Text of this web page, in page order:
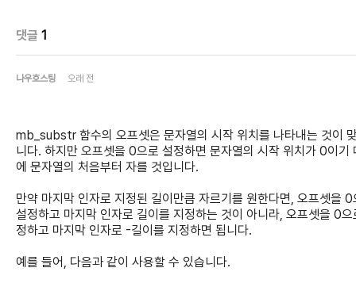
댓글 1
나우호스팅 오래 전
mb_substr 함수의 오프셋은 문자열의 시작 위치를 나타내는 것이
니다. 하지만 오프셋을 0으로 설정하면 문자열의 시작 위치가 0이기
에 문자열의 처음부터 자를 것입니다.
만약 마지막 인자로 지정된 길이만큼 자르기를 원한다면, 오프셋을 0
설정하고 마지막 인자로 길이를 지정하는 것이 아니라, 오프셋을 0으
정하고 마지막 인자로 -길이를 지정하면 됩니다.
예를 들어, 다음과 같이 사용할 수 있습니다.